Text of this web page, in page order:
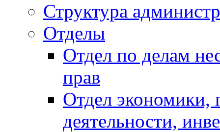
Структура
Отделы
Отдел по делам
прав
Отдел экономики,
деятельности,